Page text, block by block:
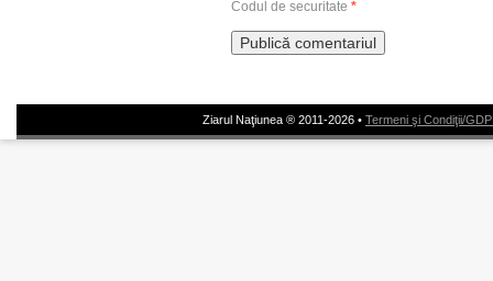
Codul de securitate *
Ziarul Naţiunea ® 2011-2026 • Termeni şi Condiţii/